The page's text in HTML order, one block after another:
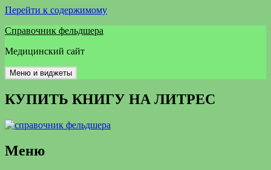
Перейти к содержимому
Справочник фельдшера
Медицинский сайт
Меню и виджеты
КУПИТЬ КНИГУ НА ЛИТРЕС
Меню